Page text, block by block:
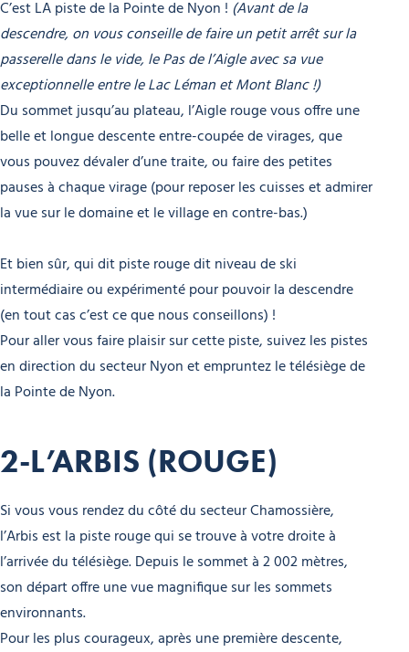
C’est LA piste de la Pointe de Nyon ! (Avant de la
descendre, on vous conseille de faire un petit arrêt sur la
passerelle dans le vide, le Pas de l’Aigle avec sa vue
exceptionnelle entre le Lac Léman et Mont Blanc !)
Du sommet jusqu’au plateau, l’Aigle rouge vous offre une
belle et longue descente entre-coupée de virages, que
vous pouvez dévaler d’une traite, ou faire des petites
pauses à chaque virage (pour reposer les cuisses et admirer
la vue sur le domaine et le village en contre-bas.)
Et bien sûr, qui dit piste rouge dit niveau de ski
intermédiaire ou expérimenté pour pouvoir la descendre
(en tout cas c’est ce que nous conseillons) !
Pour aller vous faire plaisir sur cette piste, suivez les pistes
en direction du secteur Nyon et empruntez le télésiège de
la Pointe de Nyon.
2-L’ARBIS (ROUGE)
Si vous vous rendez du côté du secteur Chamossière,
l’Arbis est la piste rouge qui se trouve à votre droite à
l’arrivée du télésiège. Depuis le sommet à 2 002 mètres,
son départ offre une vue magnifique sur les sommets
environnants.
Pour les plus courageux, après une première descente,